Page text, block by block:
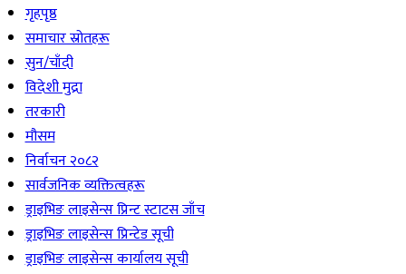
गृहपृष्ठ
समाचार स्रोतहरू
सुन/चाँदी
विदेशी मुद्रा
तरकारी
मौसम
निर्वाचन २०८२
सार्वजनिक व्यक्तित्वहरू
ड्राइभिङ लाइसेन्स प्रिन्ट स्टाटस जाँच
ड्राइभिङ लाइसेन्स प्रिन्टेड सूची
ड्राइभिङ लाइसेन्स कार्यालय सूची